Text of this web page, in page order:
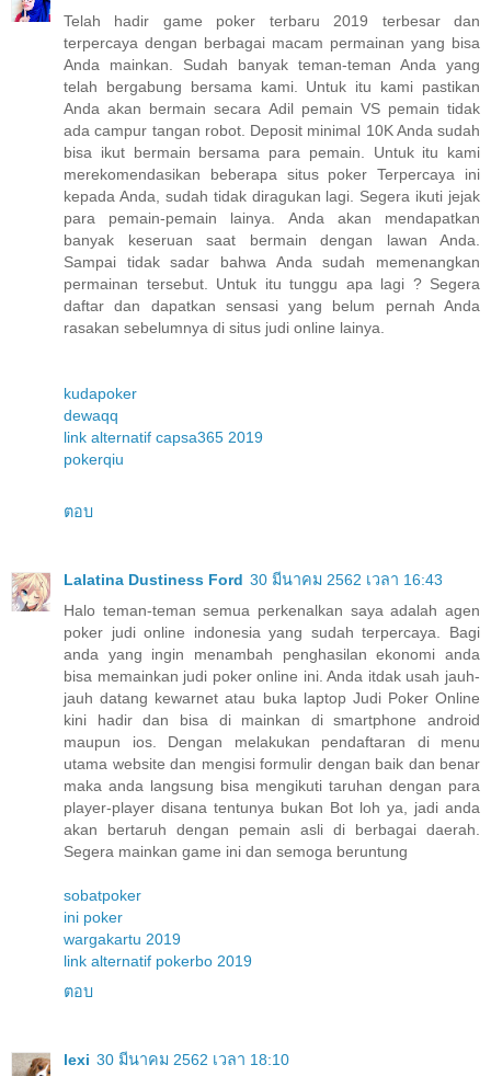
Telah hadir game poker terbaru 2019 terbesar dan
terpercaya dengan berbagai macam permainan yang bisa
Anda mainkan. Sudah banyak teman-teman Anda yang
telah bergabung bersama kami. Untuk itu kami pastikan
Anda akan bermain secara Adil pemain VS pemain tidak
ada campur tangan robot. Deposit minimal 10K Anda sudah
bisa ikut bermain bersama para pemain. Untuk itu kami
merekomendasikan beberapa situs poker Terpercaya ini
kepada Anda, sudah tidak diragukan lagi. Segera ikuti jejak
para pemain-pemain lainya. Anda akan mendapatkan
banyak keseruan saat bermain dengan lawan Anda.
Sampai tidak sadar bahwa Anda sudah memenangkan
permainan tersebut. Untuk itu tunggu apa lagi ? Segera
daftar dan dapatkan sensasi yang belum pernah Anda
rasakan sebelumnya di situs judi online lainya.
kudapoker
dewaqq
link alternatif capsa365 2019
pokerqiu
ตอบ
Lalatina Dustiness Ford 30 มีนาคม 2562 เวลา 16:43
Halo teman-teman semua perkenalkan saya adalah agen
poker judi online indonesia yang sudah terpercaya. Bagi
anda yang ingin menambah penghasilan ekonomi anda
bisa memainkan judi poker online ini. Anda itdak usah jauh-
jauh datang kewarnet atau buka laptop Judi Poker Online
kini hadir dan bisa di mainkan di smartphone android
maupun ios. Dengan melakukan pendaftaran di menu
utama website dan mengisi formulir dengan baik dan benar
maka anda langsung bisa mengikuti taruhan dengan para
player-player disana tentunya bukan Bot loh ya, jadi anda
akan bertaruh dengan pemain asli di berbagai daerah.
Segera mainkan game ini dan semoga beruntung
sobatpoker
ini poker
wargakartu 2019
link alternatif pokerbo 2019
ตอบ
lexi 30 มีนาคม 2562 เวลา 18:10